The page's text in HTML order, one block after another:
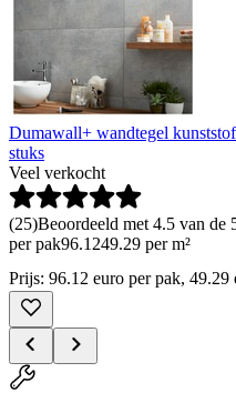
Dumawall+ wandtegel
stuks
Veel verkocht
(25)Beoordeeld met 4.5 van de
per pak96.1249.29 per m²
Prijs: 96.12 euro per pak, 49.29